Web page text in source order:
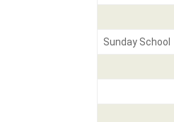
Sunday School